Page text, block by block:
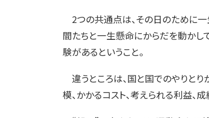
2つの共通点は、その日のために一
間たちと一生懸命にからだを動かし
験があるということ。
違うところは、国と国でのやりと
模、かかるコスト、考えられる利益、